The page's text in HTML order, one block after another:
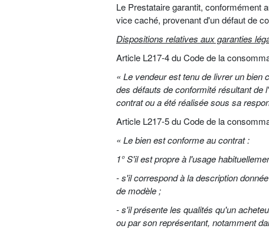
Le Prestataire garantit, conformément
vice caché, provenant d'un défaut de
Dispositions relatives aux garanties
Article L217-4 du Code de la
« Le vendeur est tenu de livrer un bien
des défauts de conformité résultant de
contrat ou a été réalisée sous sa
Article L217-5 du Code de la
« Le bien est conforme au contrat :
1° S'il est propre à l'usage
- s'il correspond à la description
de modèle ;
- s'il présente les qualités qu'un
ou par son représentant, notamment